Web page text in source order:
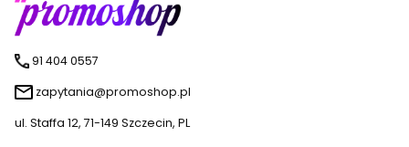
91 404 0557
zapytania@promoshop.pl
ul. Staffa 12, 71-149 Szczecin, PL